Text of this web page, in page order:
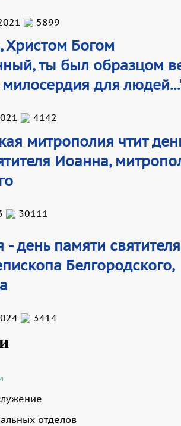
5899
Христом Богом
ты был образцом
для
4142
митрополия чтит
Иоанна,
30111
- день памяти святителя
Белгородского,
3414
отделов